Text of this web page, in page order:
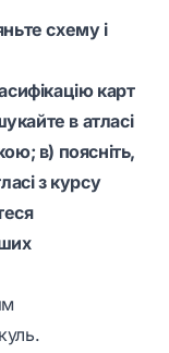
схему і
карт
в атласі
в) поясніть,
з курсу